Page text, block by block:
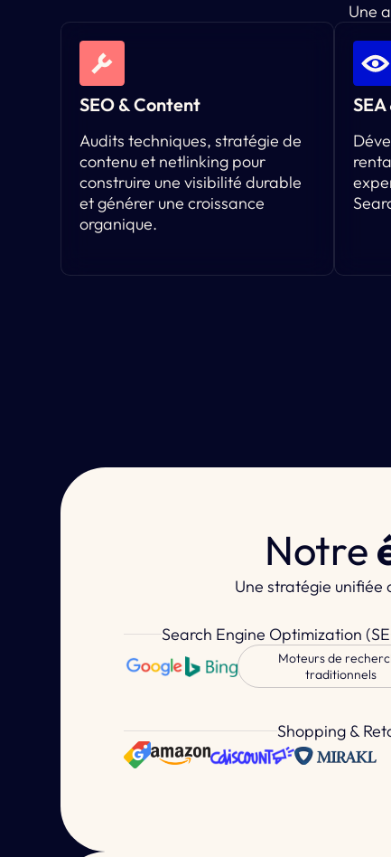
Une
SEO & Content
Audits techniques, stratégie de
contenu et netlinking pour
construire une visibilité durable
et générer une croissance
organique.
Notre
Une stratégie unifiée
Search Engine Optimization
Moteurs de
traditionnels
Shopping &